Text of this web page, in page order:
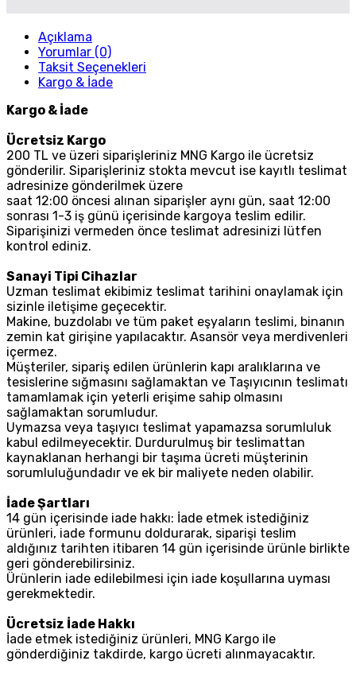
Açıklama
Yorumlar (0)
Taksit Seçenekleri
Kargo & İade
Kargo & İade
Ücretsiz Kargo
200 TL ve üzeri siparişleriniz MNG Kargo ile ücretsiz
gönderilir. Siparişleriniz stokta mevcut ise kayıtlı teslimat
adresinize gönderilmek üzere
saat 12:00 öncesi alınan siparişler aynı gün, saat 12:00
sonrası 1-3 iş günü içerisinde kargoya teslim edilir.
Siparişinizi vermeden önce teslimat adresinizi lütfen
kontrol ediniz.
Sanayi Tipi Cihazlar
Uzman teslimat ekibimiz teslimat tarihini onaylamak için
sizinle iletişime geçecektir.
Makine, buzdolabı ve tüm paket eşyaların teslimi, binanın
zemin kat girişine yapılacaktır. Asansör veya merdivenleri
içermez.
Müşteriler, sipariş edilen ürünlerin kapı aralıklarına ve
tesislerine sığmasını sağlamaktan ve Taşıyıcının teslimatı
tamamlamak için yeterli erişime sahip olmasını
sağlamaktan sorumludur.
Uymazsa veya taşıyıcı teslimat yapamazsa sorumluluk
kabul edilmeyecektir. Durdurulmuş bir teslimattan
kaynaklanan herhangi bir taşıma ücreti müşterinin
sorumluluğundadır ve ek bir maliyete neden olabilir.
İade Şartları
14 gün içerisinde iade hakkı: İade etmek istediğiniz
ürünleri, iade formunu doldurarak, siparişi teslim
aldığınız tarihten itibaren 14 gün içerisinde ürünle birlikte
geri gönderebilirsiniz.
Ürünlerin iade edilebilmesi için iade koşullarına uyması
gerekmektedir.
Ücretsiz İade Hakkı
İade etmek istediğiniz ürünleri, MNG Kargo ile
gönderdiğiniz takdirde, kargo ücreti alınmayacaktır.